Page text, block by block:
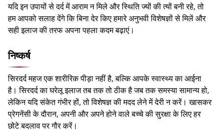
यदि इन उपायों से दर्द में आराम न मिले और स्थिति ज्यों की त्यों बनी रहे, तो
हम आपको सलाह देंगे कि बिना देर किए हमारे अनुभवी विशेषज्ञों से मिलें और
सही इलाज की तरफ अपना पहला कदम बढ़ाएं।
निष्कर्ष
सिरदर्द महज एक शारीरिक पीड़ा नहीं है, बल्कि आपके स्वास्थ्य का आईना
है। सिरदर्द का घरेलू इलाज तब तक तो ठीक है जब तक समस्या सामान्य हो,
लेकिन यदि संकेत गंभीर हों, तो विशेषज्ञ की मदद लेने में देरी न करें। खासकर
प्रेगनेंसी के दौरान, अपनी और अपने होने वाले बच्चे की सुरक्षा के लिए हर
छोटे बदलाव पर गौर करें।